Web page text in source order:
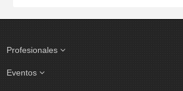
Profesionales
Eventos